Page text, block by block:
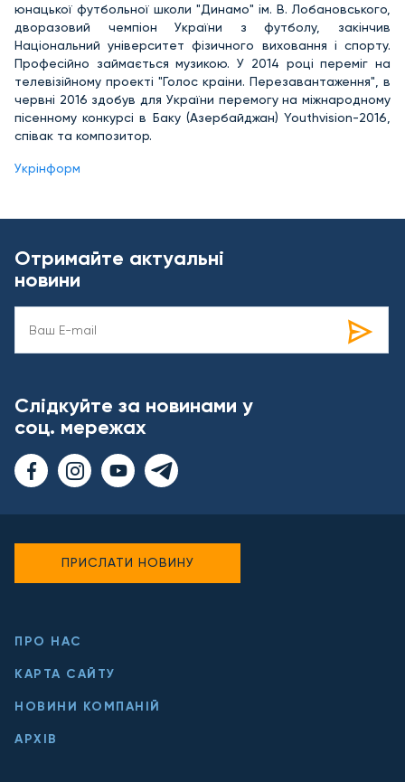
юнацької футбольної школи "Динамо" ім. В. Лобановського,
дворазовий чемпіон України з футболу, закінчив
Національний університет фізичного виховання і спорту.
Професійно займається музикою. У 2014 році переміг на
телевізійному проекті "Голос краіни. Перезавантаження", в
червні 2016 здобув для України перемогу на міжнародному
пісенному конкурсі в Баку (Азербайджан) Youthvision-2016,
співак та композитор.
Укрінформ
Отримайте актуальні
новини
Слідкуйте за новинами у
соц. мережах
ПРО НАС
КАРТА САЙТУ
НОВИНИ КОМПАНІЙ
АРХІВ
ПРИСЛАТИ НОВИНУ